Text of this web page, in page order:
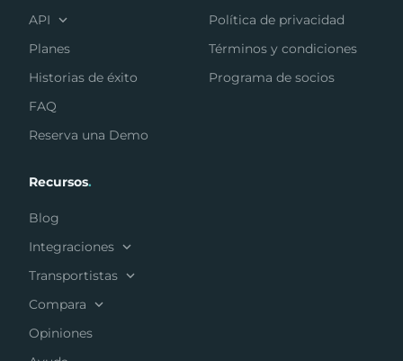
API
Planes
Historias de éxito
FAQ
Reserva una Demo
Política de privacidad
Términos y condiciones
Programa de socios
Recursos.
Blog
Integraciones
Transportistas
Compara
Opiniones